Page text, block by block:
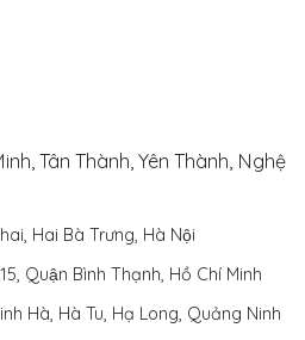
Tân Thành, Yên Thành, Nghệ
Hai Bà Trưng, Hà Nội
Quận Bình Thạnh, Hồ Chí Minh
Hà, Hà Tu, Hạ Long, Quảng Ninh